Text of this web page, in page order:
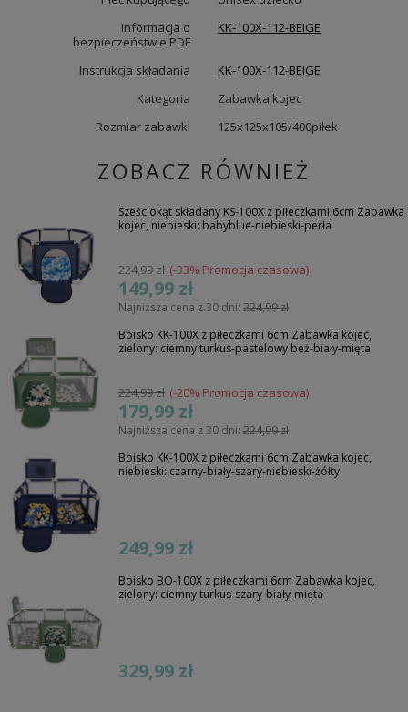
Informacja o
bezpieczeństwie PDF
KK-100X-112-BEIGE
Instrukcja składania
KK-100X-112-BEIGE
Kategoria
Zabawka kojec
Rozmiar zabawki
125x125x105/400piłek
ZOBACZ RÓWNIEŻ
Sześciokąt składany KS-100X z piłeczkami 6cm Zabawka
kojec, niebieski: babyblue-niebieski-perła
224,99 zł (-33% Promocja czasowa)
149,99 zł
Najniższa cena z 30 dni: 224,99 zł
Boisko KK-100X z piłeczkami 6cm Zabawka kojec,
zielony: ciemny turkus-pastelowy beż-biały-mięta
224,99 zł (-20% Promocja czasowa)
179,99 zł
Najniższa cena z 30 dni: 224,99 zł
Boisko KK-100X z piłeczkami 6cm Zabawka kojec,
niebieski: czarny-biały-szary-niebieski-żółty
249,99 zł
Boisko BO-100X z piłeczkami 6cm Zabawka kojec,
zielony: ciemny turkus-szary-biały-mięta
329,99 zł